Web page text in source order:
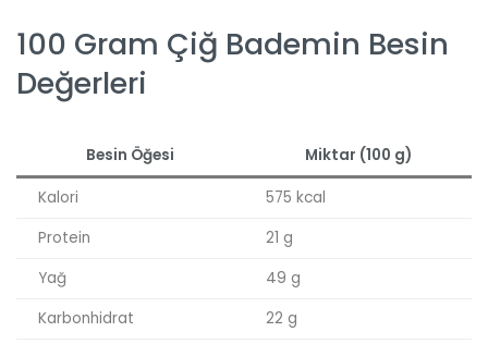
100 Gram Çiğ Bademin Besin
Değerleri
Besin Öğesi Miktar (100 g)
Kalori
575 kcal
Protein
21 g
Yağ
49 g
Karbonhidrat
22 g